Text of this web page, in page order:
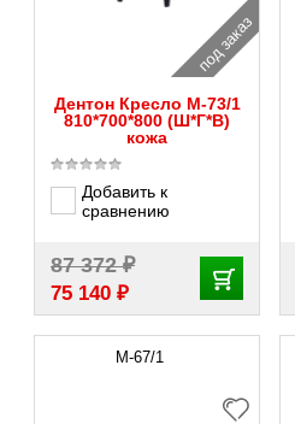
под заказ
Дентон Кресло M-73/1
810*700*800 (Ш*Г*В)
кожа
Добавить к
сравнению
87 372₽
75 140 ₽
M-67/1